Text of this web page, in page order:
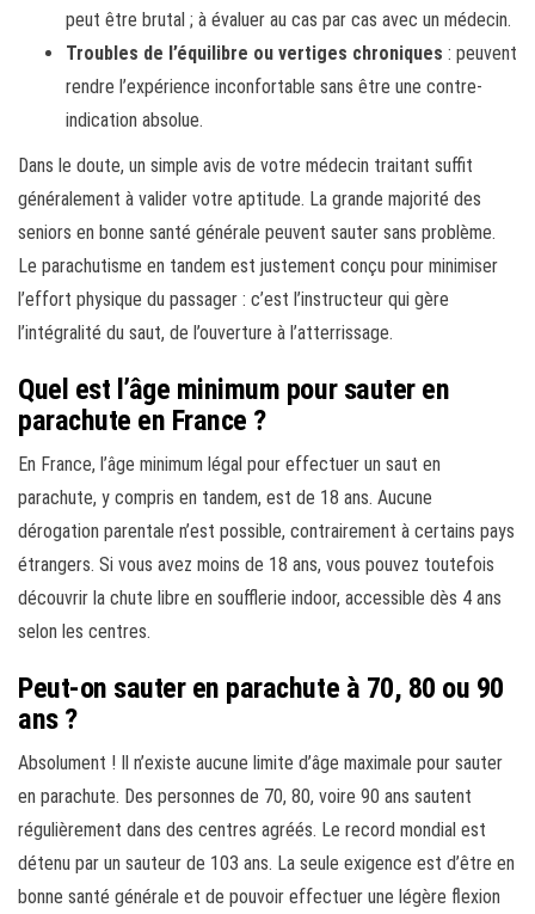
peut être brutal ; à évaluer au cas par cas avec un médecin.
Troubles de l’équilibre ou vertiges chroniques : peuvent
rendre l’expérience inconfortable sans être une contre-
indication absolue.
Dans le doute, un simple avis de votre médecin traitant suffit
généralement à valider votre aptitude. La grande majorité des
seniors en bonne santé générale peuvent sauter sans problème.
Le parachutisme en tandem est justement conçu pour minimiser
l’effort physique du passager : c’est l’instructeur qui gère
l’intégralité du saut, de l’ouverture à l’atterrissage.
Quel est l’âge minimum pour sauter en
parachute en France ?
En France, l’âge minimum légal pour effectuer un saut en
parachute, y compris en tandem, est de 18 ans. Aucune
dérogation parentale n’est possible, contrairement à certains pays
étrangers. Si vous avez moins de 18 ans, vous pouvez toutefois
découvrir la chute libre en soufflerie indoor, accessible dès 4 ans
selon les centres.
Peut-on sauter en parachute à 70, 80 ou 90
ans ?
Absolument ! Il n’existe aucune limite d’âge maximale pour sauter
en parachute. Des personnes de 70, 80, voire 90 ans sautent
régulièrement dans des centres agréés. Le record mondial est
détenu par un sauteur de 103 ans. La seule exigence est d’être en
bonne santé générale et de pouvoir effectuer une légère flexion